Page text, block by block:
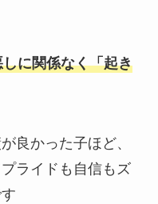
に関係なく「起き
良かった子ほど、
ライドも自信もズ